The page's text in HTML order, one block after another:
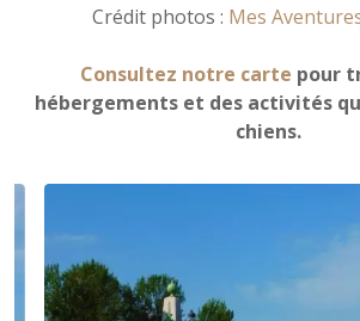
Crédit photos : Mes
Consultez notre carte pour
hébergements et des activités
chiens.